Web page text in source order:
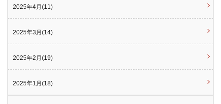
2025年4月(11)
2025年3月(14)
2025年2月(19)
2025年1月(18)